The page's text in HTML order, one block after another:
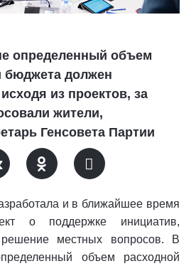
определенный объем
бюджета должен
из проектов, за
жители,
Генсовета Партии
и в ближайшее время
о поддержке инициатив,
местных вопросов. В
объем расходной